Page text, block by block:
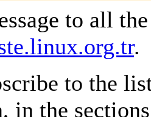
to all
.
to the
in the